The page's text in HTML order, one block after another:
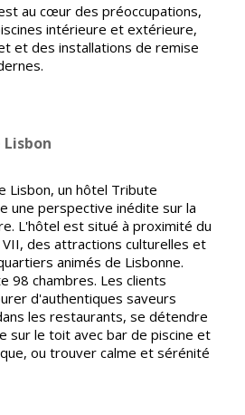
au cœur des préoccupations,
intérieure et extérieure,
et des installations de remise
Lisbon, un hôtel Tribute
une perspective inédite sur la
L'hôtel est situé à proximité du
des attractions culturelles et
animés de Lisbonne.
98 chambres. Les clients
d'authentiques saveurs
les restaurants, se détendre
sur le toit avec bar de piscine et
ou trouver calme et sérénité